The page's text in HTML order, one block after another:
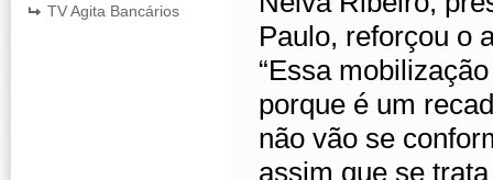
TV Agita Bancários
Paulo, reforçou o
“Essa
porque é um
não vão se
assim que se